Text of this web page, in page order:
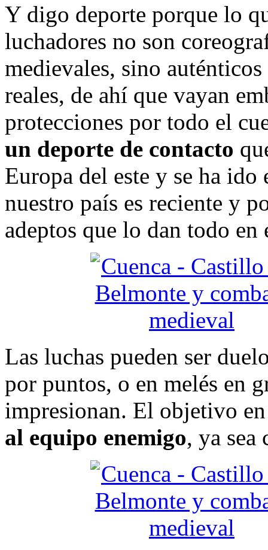
Y digo deporte porque lo
luchadores no son
medievales, sino
reales, de ahí que vayan
protecciones por todo el
un deporte de contacto
Europa del este y se ha
nuestro país es reciente y
adeptos que lo dan todo en
Las luchas pueden ser
por puntos, o en melés en
impresionan. El objetivo
al equipo enemigo, ya sea